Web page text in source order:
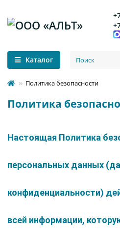
Каталог
Политика безопасности
Политика
Настоящая Политика
персональных данных
конфиденциальности)
всей информации,